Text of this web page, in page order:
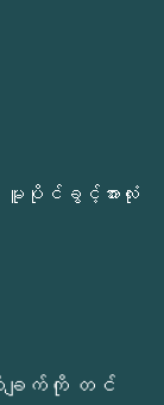
ပိုင်ခွင့်အားလုံး
ဆိုချက်ကို တင်